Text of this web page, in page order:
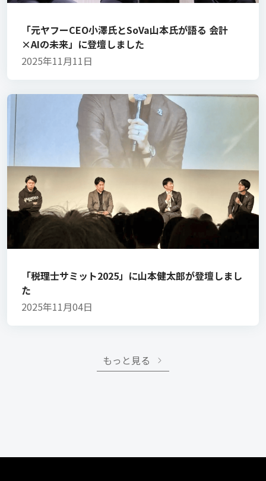
「元ヤフーCEO小澤氏とSoVa山本氏が語る 会計
×AIの未来」に登壇しました
2025年11月11日
「税理士サミット2025」に山本健太郎が登壇しまし
た
2025年11月04日
もっと見る